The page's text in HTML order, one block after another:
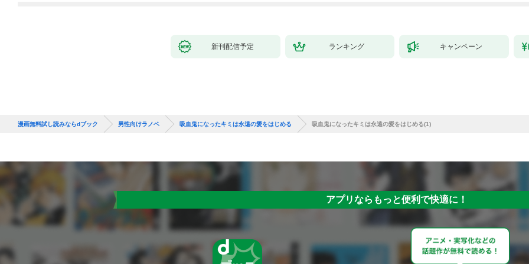
新刊配信予定 ランキング キャンペーン
漫画無料試し読みならdブック 男性向けラノベ 吸血鬼になったキミは永遠の愛をはじめる 吸血鬼になったキミは永遠の愛をはじめる(1)
アプリならもっと便利で快適に！